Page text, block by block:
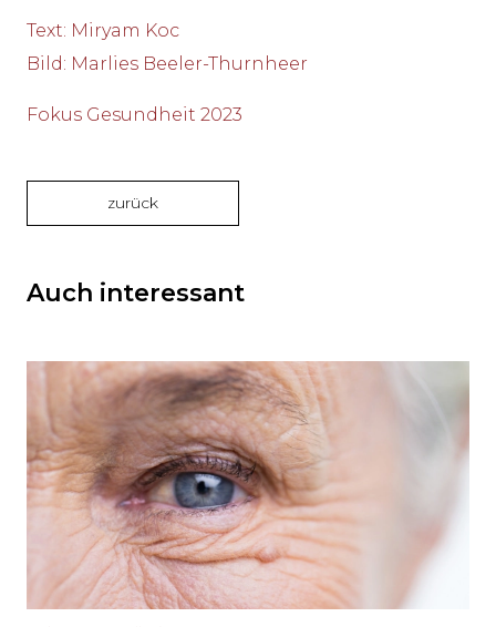
Text: Miryam Koc
Bild: Marlies Beeler-Thurnheer
Fokus Gesundheit 2023
zurück
Auch interessant